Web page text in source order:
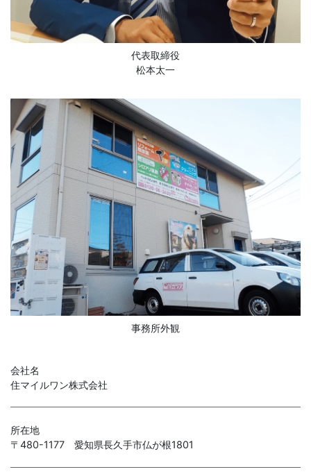
代表取締役
松本太一
事務所外観
会社名
住マイルワン株式会社
所在地
〒480-1177 愛知県長久手市仏が根1801